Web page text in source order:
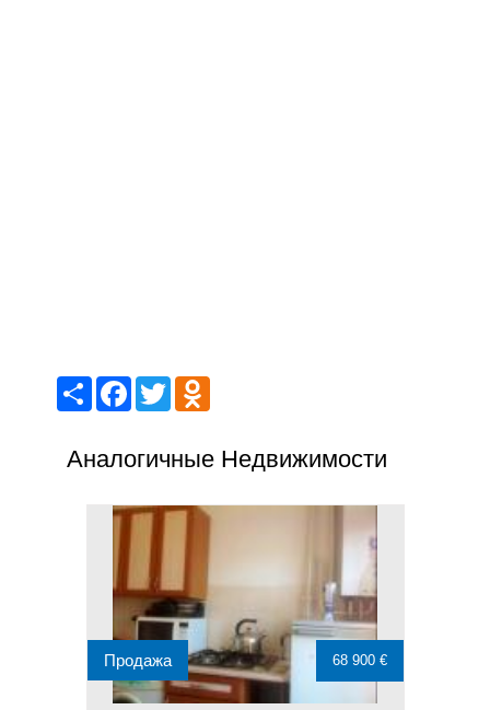
ShareFacebook
Twitter
Аналогичные Недвижимости
Продажа 68 900 €